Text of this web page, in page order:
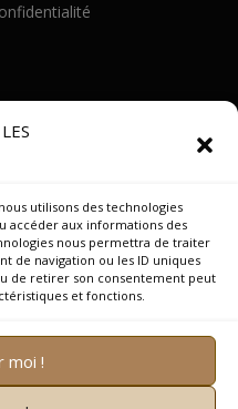
utilisons des technologies
accéder aux informations des
nous permettra de traiter
de navigation ou les ID uniques
de retirer son consentement peut
et fonctions.
moi !